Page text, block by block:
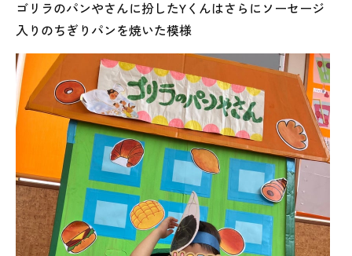
ゴリラのパンやさんに扮したYくんはさらにソーセージ
入りのちぎりパンを焼いた模様